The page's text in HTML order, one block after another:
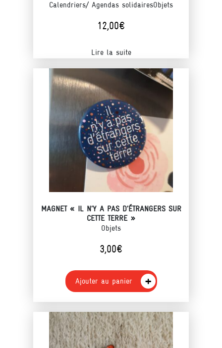
Calendriers/ Agendas solidairesObjets
12,00€
Lire la suite
MAGNET « IL N’Y A PAS D’ÉTRANGERS SUR
CETTE TERRE »
Objets
3,00€
Ajouter au panier